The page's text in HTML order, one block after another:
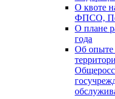
О квоте
ФПСО,
О плане
года
Об опыте